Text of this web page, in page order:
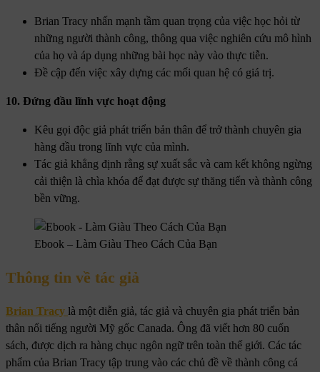
Brian Tracy nhấn mạnh tầm quan trọng của việc học hỏi từ
những người thành công, thông qua việc nghiên cứu mô hình
của họ và áp dụng những bài học này vào thực tiễn.
Đề cập đến việc xây dựng các mối quan hệ có giá trị.
10. Đứng đầu lĩnh vực hoạt động
Kêu gọi độc giả phát triển bản thân để trở thành chuyên gia
hàng đầu trong lĩnh vực của mình.
Tác giả khẳng định rằng sự xuất sắc và cam kết không ngừng
cải thiện là chìa khóa để đạt được sự thăng tiến và thành công
bền vững.
Ebook – Làm Giàu Theo Cách Của Bạn
Thông tin về tác giả
Brian Tracy là một diễn giả, tác giả và chuyên gia phát triển bản
thân nổi tiếng người Mỹ gốc Canada. Ông đã viết hơn 80 cuốn
sách, được dịch ra hàng chục ngôn ngữ trên toàn thế giới. Các tác
phẩm của Brian Tracy tập trung vào các chủ đề về thành công cá